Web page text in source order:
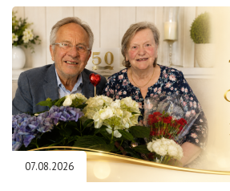
07.08.2026